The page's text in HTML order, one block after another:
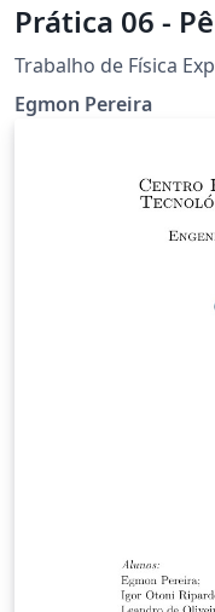
Prática 06 -
Trabalho de Física
Egmon Pereira